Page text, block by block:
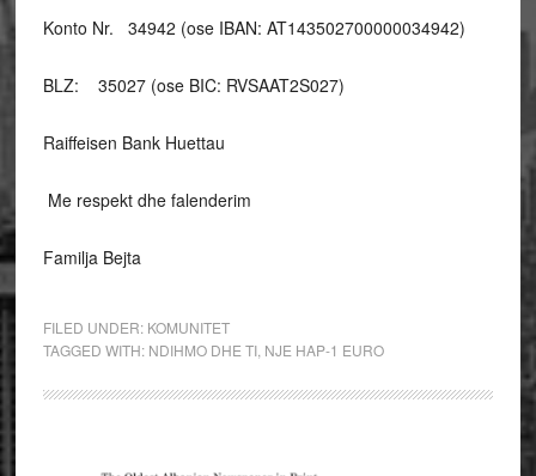
Konto Nr. 34942 (ose IBAN: AT143502700000034942)
BLZ: 35027 (ose BIC: RVSAAT2S027)
Raiffeisen Bank Huettau
Me respekt dhe falenderim
Familja Bejta
FILED UNDER: KOMUNITET
TAGGED WITH: NDIHMO DHE TI, NJE HAP-1 EURO